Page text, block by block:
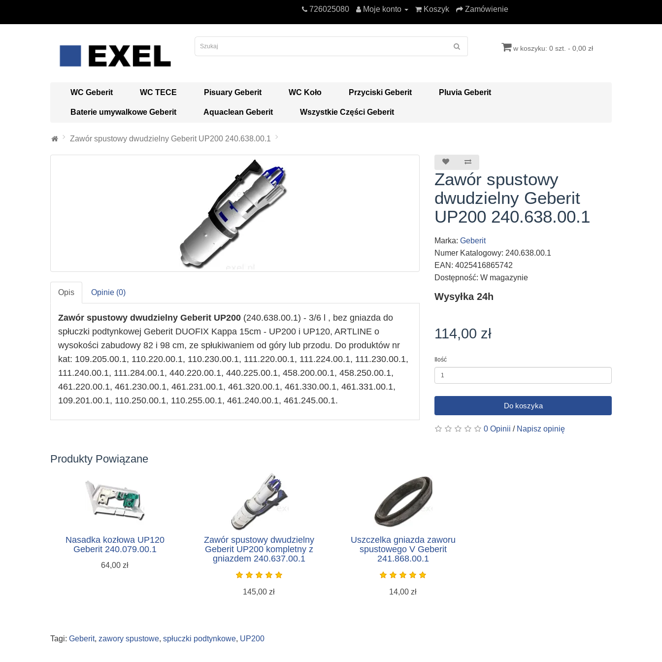
726025080 Moje konto Koszyk Zamówienie
w koszyku: 0 szt. - 0,00 zł
WC Geberit WC TECE Pisuary Geberit WC Koło Przyciski Geberit Pluvia Geberit
Baterie umywalkowe Geberit Aquaclean Geberit Wszystkie Części Geberit
Zawór spustowy dwudzielny Geberit UP200 240.638.00.1
Opis Opinie (0)
Zawór spustowy dwudzielny Geberit UP200 (240.638.00.1) - 3/6 l , bez gniazda do
spłuczki podtynkowej Geberit DUOFIX Kappa 15cm - UP200 i UP120, ARTLINE o
wysokości zabudowy 82 i 98 cm, ze spłukiwaniem od góry lub przodu. Do produktów nr
kat: 109.205.00.1, 110.220.00.1, 110.230.00.1, 111.220.00.1, 111.224.00.1, 111.230.00.1,
111.240.00.1, 111.284.00.1, 440.220.00.1, 440.225.00.1, 458.200.00.1, 458.250.00.1,
461.220.00.1, 461.230.00.1, 461.231.00.1, 461.320.00.1, 461.330.00.1, 461.331.00.1,
109.201.00.1, 110.250.00.1, 110.255.00.1, 461.240.00.1, 461.245.00.1.
Zawór spustowy
dwudzielny Geberit
UP200 240.638.00.1
Marka: Geberit
Numer Katalogowy: 240.638.00.1
EAN: 4025416865742
Dostępność: W magazynie
Wysyłka 24h
114,00 zł
Ilość
Do koszyka
0 Opinii / Napisz opinię
Produkty Powiązane
Nasadka kozłowa UP120
Geberit 240.079.00.1
64,00 zł
Zawór spustowy dwudzielny
Geberit UP200 kompletny z
gniazdem 240.637.00.1
145,00 zł
Uszczelka gniazda zaworu
spustowego V Geberit
241.868.00.1
14,00 zł
Tagi: Geberit, zawory spustowe, spłuczki podtynkowe, UP200